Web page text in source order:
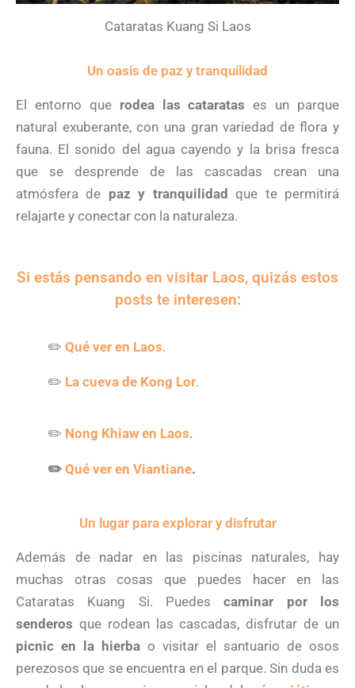
Cataratas Kuang Si Laos
Un oasis de paz y tranquilidad
El entorno que rodea las cataratas es un parque
natural exuberante, con una gran variedad de flora y
fauna. El sonido del agua cayendo y la brisa fresca
que se desprende de las cascadas crean una
atmósfera de paz y tranquilidadque te permitirá
relajarte y conectar con la naturaleza.
Si estás pensando en visitar Laos, quizás estos
posts te interesen:
✏️ Qué ver en Laos.
✏️ La cueva de Kong Lor.
✏️ Nong Khiaw en Laos.
✏️ Qué ver en Viantiane.
Un lugar para explorar y disfrutar
Además de nadar en las piscinas naturales, hay
muchas otras cosas que puedes hacer en las
Cataratas Kuang Si. Puedescaminar por los
senderos que rodean las cascadas, disfrutar de un
picnic en la hierba o visitar el santuario de osos
perezosos que se encuentra en el parque. Sin duda es